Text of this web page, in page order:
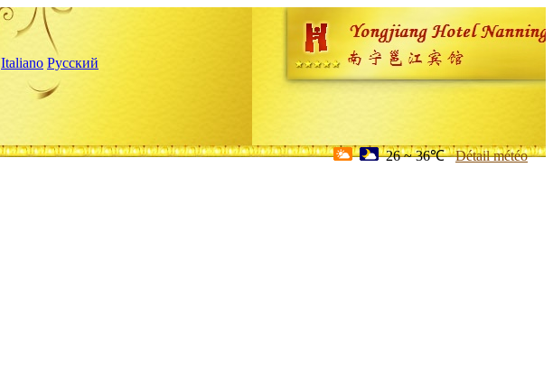
Italiano Русский
26 ~ 36℃ Détail météo